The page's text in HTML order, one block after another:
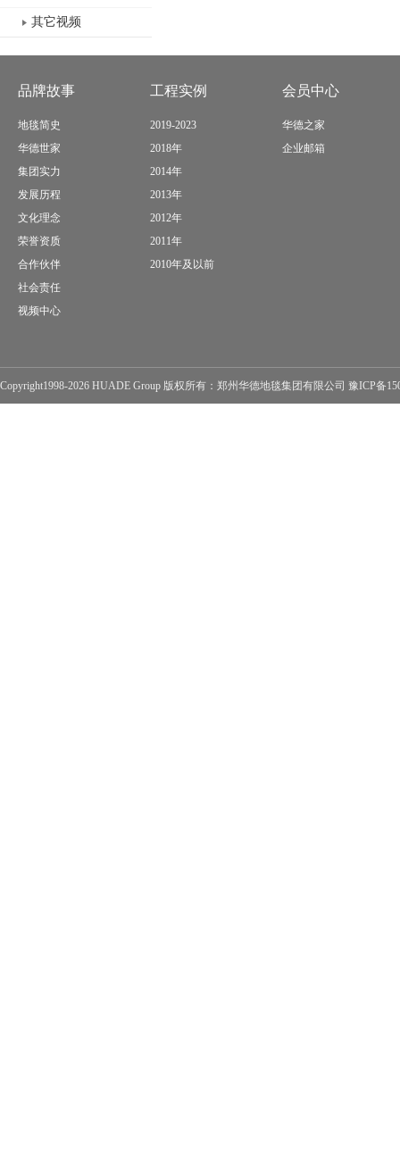
其它视频
品牌故事
地毯简史
华德世家
集团实力
发展历程
文化理念
荣誉资质
合作伙伴
社会责任
视频中心
工程实例
2019-2023
2018年
2014年
2013年
2012年
2011年
2010年及以前
会员中心
华德之家
企业邮箱
Copyright1998-2026 HUADE Group 版权所有：郑州华德地毯集团有限公司 豫ICP备